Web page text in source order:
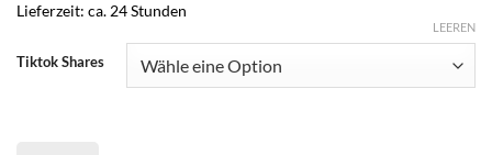
Lieferzeit: ca. 24 Stunden
Tiktok Shares
LEEREN